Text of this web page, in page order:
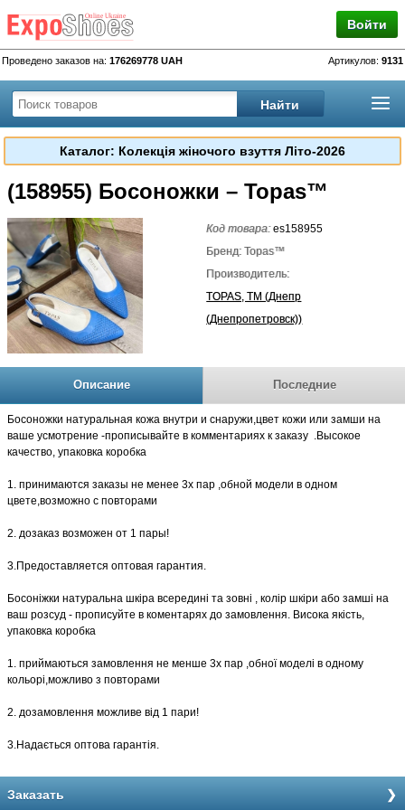
Войти
Проведено заказов на: 176269778 UAH Артикулов: 9131
Каталог: Колекція жіночого взуття Літо-2026
(158955) Босоножки – Topas™
Код товара:es158955
Бренд: Topas™
Производитель:
TOPAS, TM (Днепр
(Днепропетровск))
Описание Последние
Босоножки натуральная кожа внутри и снаружи,цвет кожи или замши на
ваше усмотрение -прописывайте в комментариях к заказу .Высокое
качество, упаковка коробка
1. принимаются заказы не менее 3х пар ,обной модели в одном
цвете,возможно с повторами
2. дозаказ возможен от 1 пары!
3.Предоставляется оптовая гарантия.
Босоніжки натуральна шкіра всередині та зовні , колір шкіри або замші на
ваш розсуд - прописуйте в коментарях до замовлення. Висока якість,
упаковка коробка
1. приймаються замовлення не менше 3х пар ,обної моделі в одному
кольорі,можливо з повторами
2. дозамовлення можливе від 1 пари!
3.Надається оптова гарантія.
Заказать